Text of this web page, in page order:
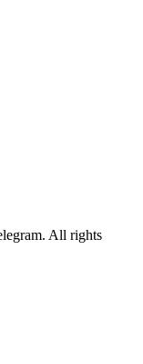
All rights